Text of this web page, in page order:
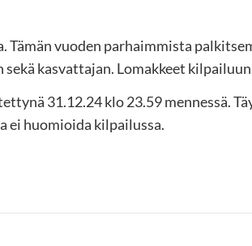
vuoden parhaimmista
kasvattajan. Lomakkeet
31.12.24 klo 23.59 mennessä.
ei huomioida kilpailussa.